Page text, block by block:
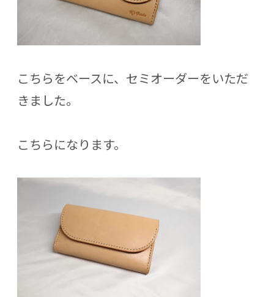
こちらをベースに、セミオーダーをいただ
きました。
こちらになります。